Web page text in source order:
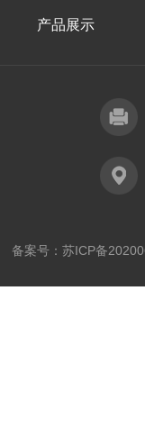
产品展示
备案号： 苏ICP备